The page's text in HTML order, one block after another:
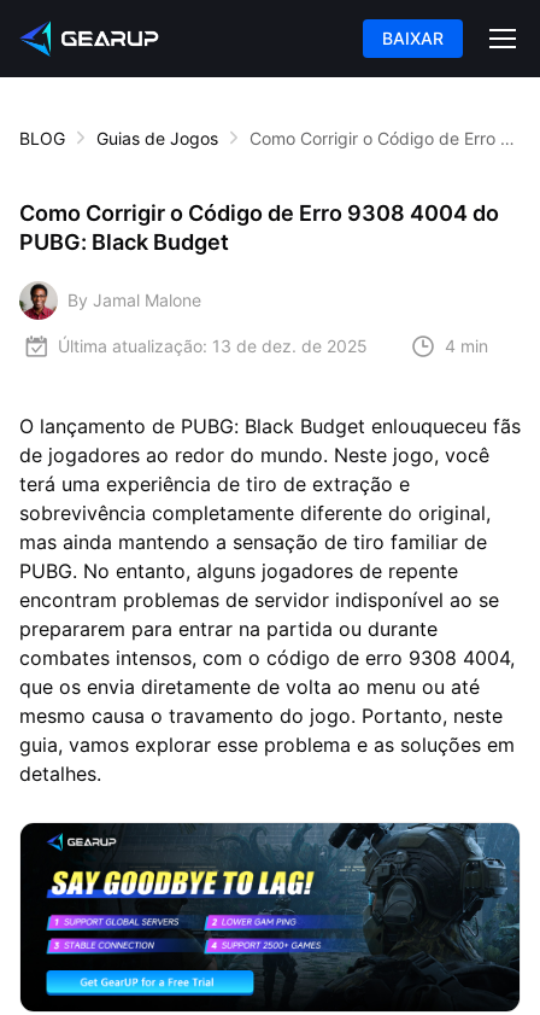
BAIXAR
BLOG Guias de Jogos Como Corrigir o Código de Erro 9308 4004 do PUBG: Black Budget
Como Corrigir o Código de Erro 9308 4004 do
PUBG: Black Budget
By Jamal Malone
Última atualização: 13 de dez. de 2025 4 min
O lançamento de PUBG: Black Budget enlouqueceu fãs
de jogadores ao redor do mundo. Neste jogo, você
terá uma experiência de tiro de extração e
sobrevivência completamente diferente do original,
mas ainda mantendo a sensação de tiro familiar de
PUBG. No entanto, alguns jogadores de repente
encontram problemas de servidor indisponível ao se
prepararem para entrar na partida ou durante
combates intensos, com o código de erro 9308 4004,
que os envia diretamente de volta ao menu ou até
mesmo causa o travamento do jogo. Portanto, neste
guia, vamos explorar esse problema e as soluções em
detalhes.